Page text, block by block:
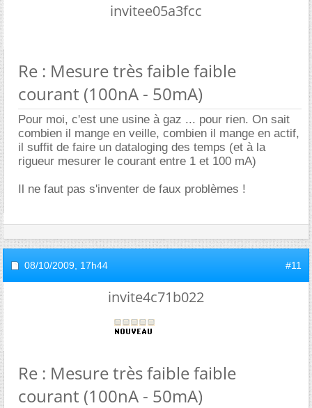
invitee05a3fcc
Re : Mesure très faible faible
courant (100nA - 50mA)
Pour moi, c'est une usine à gaz ... pour rien. On sait
combien il mange en veille, combien il mange en actif,
il suffit de faire un dataloging des temps (et à la
rigueur mesurer le courant entre 1 et 100 mA)
Il ne faut pas s'inventer de faux problèmes !
08/10/2009, 17h44 #11
invite4c71b022
Re : Mesure très faible faible
courant (100nA - 50mA)